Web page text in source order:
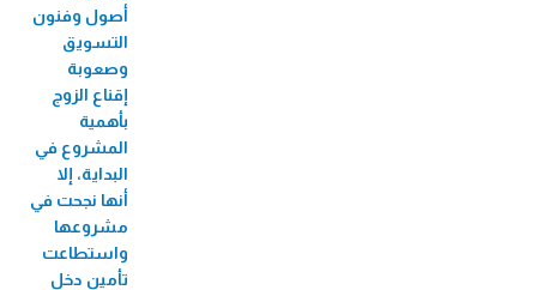
أصول وفنون
التسويق
وصعوبة
إقناع الزوج
بأهمية
المشروع في
البداية، إلا
أنها نجحت في
مشروعها
واستطاعت
تأمين ‏دخل